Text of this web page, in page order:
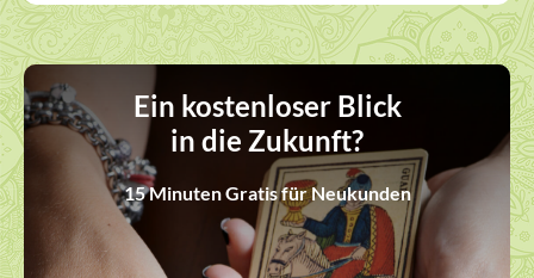
Ein kostenloser Blick
in die Zukunft?
15 Minuten Gratis für Neukunden